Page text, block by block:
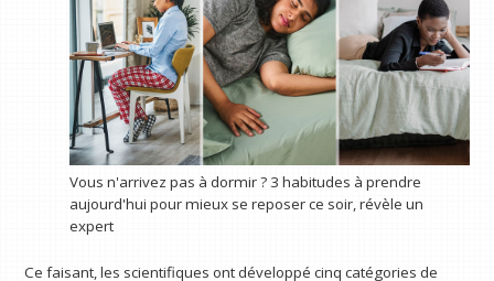
Vous n'arrivez pas à dormir ? 3 habitudes à prendre
aujourd'hui pour mieux se reposer ce soir, révèle un
expert
Ce faisant, les scientifiques ont développé cinq catégories de